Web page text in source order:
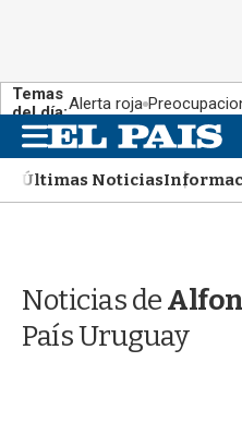
Temas
del día:Alerta roja
M
e
n
u
Últimas Noticias
Noticias de
País Uruguay